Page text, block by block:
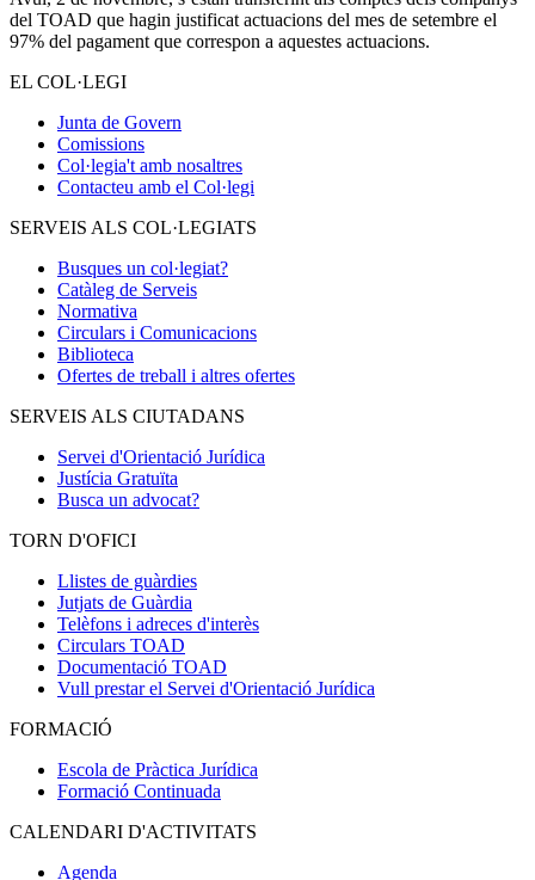
del TOAD que hagin justificat actuacions del mes de setembre el
97% del pagament que correspon a aquestes actuacions.
EL COL·LEGI
Junta de Govern
Comissions
Col·legia't amb nosaltres
Contacteu amb el Col·legi
SERVEIS ALS COL·LEGIATS
Busques un col·legiat?
Catàleg de Serveis
Normativa
Circulars i Comunicacions
Biblioteca
Ofertes de treball i altres ofertes
SERVEIS ALS CIUTADANS
Servei d'Orientació Jurídica
Justícia Gratuïta
Busca un advocat?
TORN D'OFICI
Llistes de guàrdies
Jutjats de Guàrdia
Telèfons i adreces d'interès
Circulars TOAD
Documentació TOAD
Vull prestar el Servei d'Orientació Jurídica
FORMACIÓ
Escola de Pràctica Jurídica
Formació Continuada
CALENDARI D'ACTIVITATS
Agenda